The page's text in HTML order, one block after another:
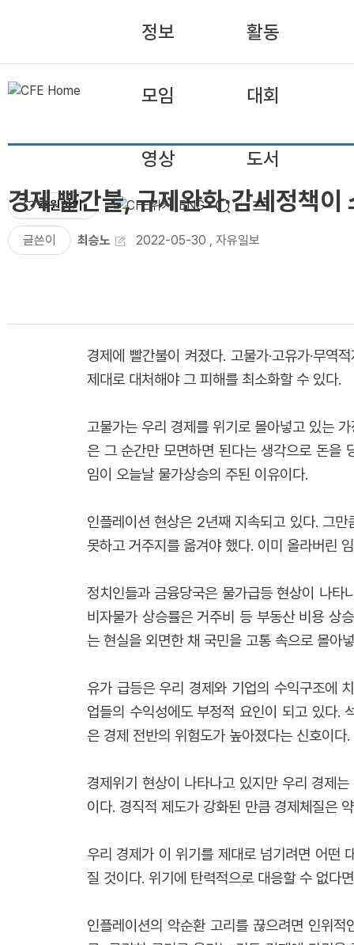
정보 활동
모임 대회
영상 도서
후원하기 ENG
경제 빨간불, 규제완화·감세정책이
글쓴이 최승노 2022-05-30 , 자유일보
경제에 빨간불이 켜졌다. 고물가·고유가·무
제대로 대처해야 그 피해를 최소화할 수 있다.
고물가는 우리 경제를 위기로 몰아넣고 있는
은 그 순간만 모면하면 된다는 생각으로 돈을
임이 오늘날 물가상승의 주된 이유이다.
인플레이션 현상은 2년째 지속되고 있다. 그
못하고 거주지를 옮겨야 했다. 이미 올라버린
정치인들과 금융당국은 물가급등 현상이 나
비자물가 상승률은 거주비 등 부동산 비용 상
는 현실을 외면한 채 국민을 고통 속으로 몰아
유가 급등은 우리 경제와 기업의 수익구조에
업들의 수익성에도 부정적 요인이 되고 있다.
은 경제 전반의 위험도가 높아졌다는 신호이다.
경제위기 현상이 나타나고 있지만 우리 경제
이다. 경직적 제도가 강화된 만큼 경제체질은
우리 경제가 이 위기를 제대로 넘기려면 어떤
질 것이다. 위기에 탄력적으로 대응할 수 없다
인플레이션의 악순환 고리를 끊으려면 인위